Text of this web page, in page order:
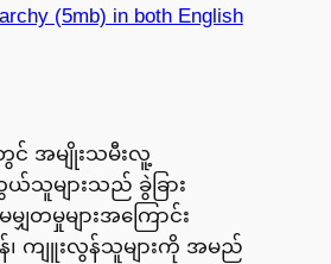
(5mb) in both English
တွင် အမျိုးသမီးလူ့
သူများသည် ခွဲခြား
ျှတမှုများအကြောင်း
၊ ကျူးလွန်သူများကို အမည်